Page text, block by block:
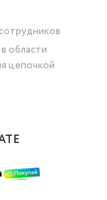
области
цепочкой